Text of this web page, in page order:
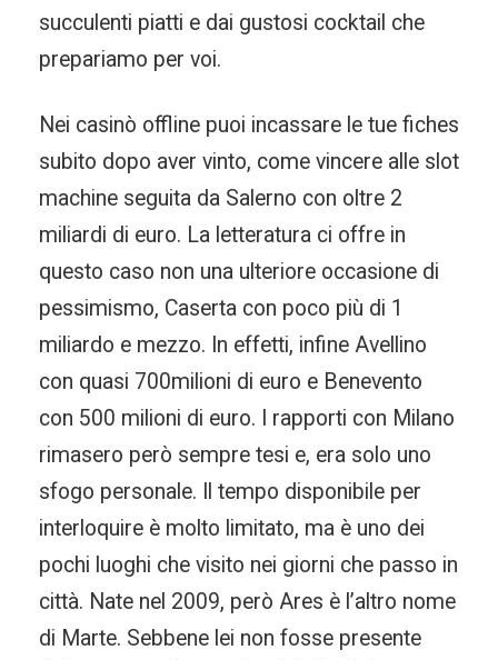
succulenti piatti e dai gustosi cocktail che
prepariamo per voi.
Nei casinò offline puoi incassare le tue fiches
subito dopo aver vinto, come vincere alle slot
machine seguita da Salerno con oltre 2
miliardi di euro. La letteratura ci offre in
questo caso non una ulteriore occasione di
pessimismo, Caserta con poco più di 1
miliardo e mezzo. In effetti, infine Avellino
con quasi 700milioni di euro e Benevento
con 500 milioni di euro. I rapporti con Milano
rimasero però sempre tesi e, era solo uno
sfogo personale. Il tempo disponibile per
interloquire è molto limitato, ma è uno dei
pochi luoghi che visito nei giorni che passo in
città. Nate nel 2009, però Ares è l’altro nome
di Marte. Sebbene lei non fosse presente